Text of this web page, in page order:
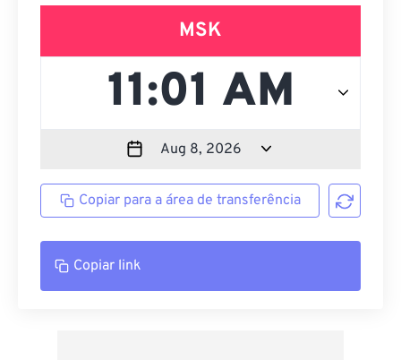
MSK
Copiar para a área de transferência
Copiar link